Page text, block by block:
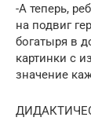
-А теперь,
на подвиг
богатыря в
картинки с
значение